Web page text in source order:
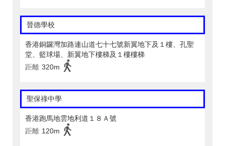
晉德學校
香港銅鑼灣加路連山道七十七號新翼地下及１樓、孔聖
堂、籃球場、新翼地下樓梯及１樓樓梯
距離 320m
聖保祿中學
香港跑馬地雲地利道１８Ａ號
距離 120m